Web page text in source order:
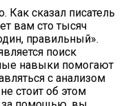
Как сказал писатель
вам сто тысяч
правильный».
поиск
навыки помогают
с анализом
стоит об этом